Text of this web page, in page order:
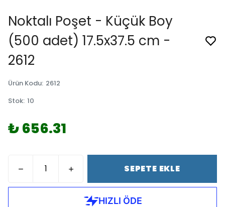
Noktalı Poşet - Küçük Boy
(500 adet) 17.5x37.5 cm -
2612
Ürün Kodu: 2612
Stok: 10
₺ 656.31
SEPETE EKLE